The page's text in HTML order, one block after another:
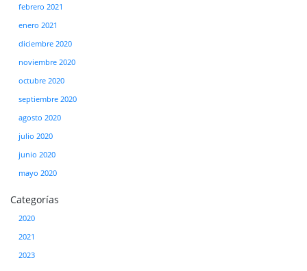
febrero 2021
enero 2021
diciembre 2020
noviembre 2020
octubre 2020
septiembre 2020
agosto 2020
julio 2020
junio 2020
mayo 2020
Categorías
2020
2021
2023